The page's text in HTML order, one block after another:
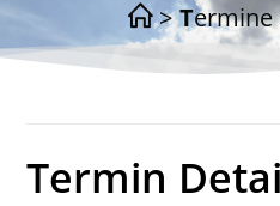
> Termine
Termin